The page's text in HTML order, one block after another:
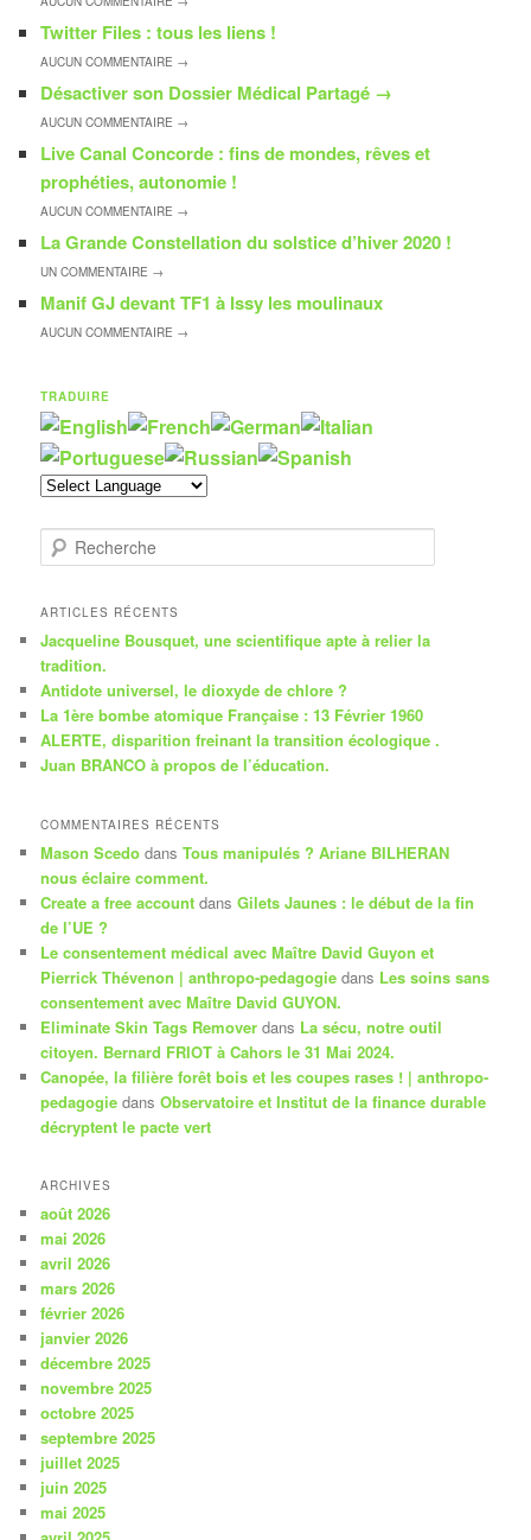
Twitter Files : tous les liens !
AUCUNCOMMENTAIRE →
Désactiver son Dossier Médical Partagé →
AUCUNCOMMENTAIRE →
Live Canal Concorde : fins de mondes, rêves et
prophéties, autonomie !
AUCUNCOMMENTAIRE →
La Grande Constellation du solstice d’hiver 2020 !
UNCOMMENTAIRE →
Manif GJ devant TF1 à Issy les moulinaux
AUCUNCOMMENTAIRE →
TRADUIRE
e
h
r
c
h
e
ARTICLES RÉCENTS
Jacqueline Bousquet, une scientifique apte à relier la
tradition.
Antidote universel, le dioxyde de chlore ?
La 1ère bombe atomique Française : 13 Février 1960
ALERTE, disparition freinant la transition écologique .
Juan BRANCO à propos de l’éducation.
COMMENTAIRES RÉCENTS
Mason Scedo dansTous manipulés ? Ariane BILHERAN
nous éclaire comment.
Create a free account dansGilets Jaunes : le début de la fin
de l’UE ?
Le consentement médical avec Maître David Guyon et
Pierrick Thévenon | anthropo-pedagogie dans Les soins sans
consentement avec Maître David GUYON.
Eliminate Skin Tags Remover dans La sécu, notre outil
citoyen. Bernard FRIOT à Cahors le 31 Mai 2024.
Canopée, la filière forêt bois et les coupes rases ! | anthropo-
pedagogie dansObservatoire et Institut de la finance durable
décryptent le pacte vert
ARCHIVES
août 2026
mai 2026
avril 2026
mars 2026
février 2026
janvier 2026
décembre 2025
novembre 2025
octobre 2025
septembre 2025
juillet 2025
juin 2025
mai 2025